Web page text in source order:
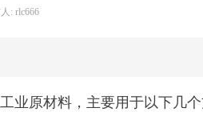
: rlc666
业原材料，主要用于以下几个